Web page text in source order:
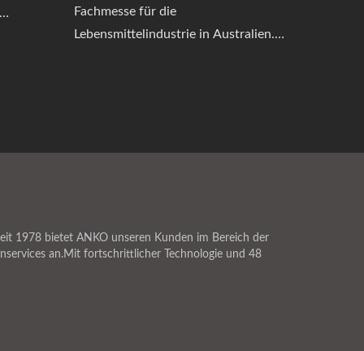
Fachmesse für die
Lebensmittelindustrie in Australien.
und Gelegenheit für lokale
Unternehmen, kooperative
1978 bietet ANKO unseren Kunden im Bereich der
an.Mit fortschrittlicher Technologie und 48